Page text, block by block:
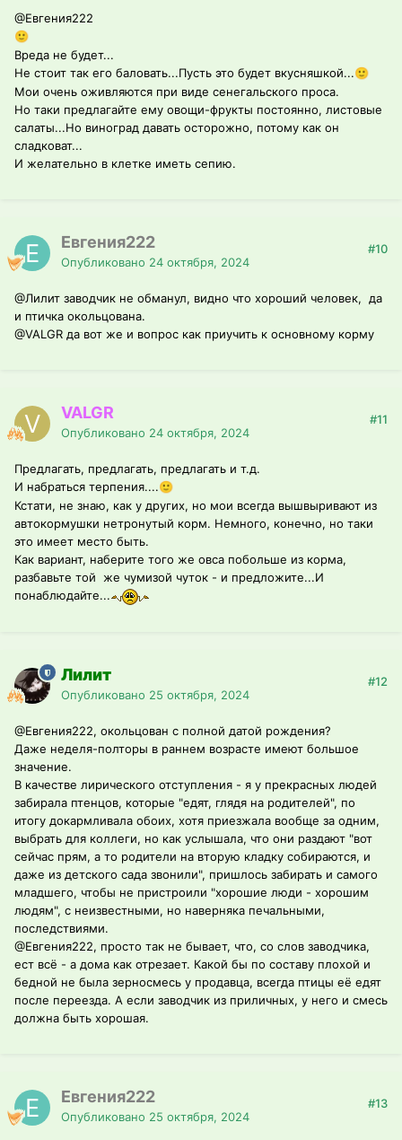
@Евгения222
🙂
Вреда не будет...
Не стоит так его баловать...Пусть это будет вкусняшкой...🙂
Мои очень оживляются при виде сенегальского проса.
Но таки предлагайте ему овощи-фрукты постоянно, листовые
салаты...Но виноград давать осторожно, потому как он
сладковат...
И желательно в клетке иметь сепию.
Евгения222
Опубликовано 24 октября, 2024
#10
@Лилит заводчик не обманул, видно что хороший человек, да
и птичка окольцована.
@VALGR да вот же и вопрос как приучить к основному корму
VALGR
Опубликовано 24 октября, 2024
#11
Предлагать, предлагать, предлагать и т.д.
И набраться терпения....🙂
Кстати, не знаю, как у других, но мои всегда вышвыривают из
автокормушки нетронутый корм. Немного, конечно, но таки
это имеет место быть.
Как вариант, наберите того же овса побольше из корма,
разбавьте той же чумизой чуток - и предложите...И
понаблюдайте...
Лилит
Опубликовано 25 октября, 2024
#12
@Евгения222, окольцован с полной датой рождения?
Даже неделя-полторы в раннем возрасте имеют большое
значение.
В качестве лирического отступления - я у прекрасных людей
забирала птенцов, которые "едят, глядя на родителей", по
итогу докармливала обоих, хотя приезжала вообще за одним,
выбрать для коллеги, но как услышала, что они раздают "вот
сейчас прям, а то родители на вторую кладку собираются, и
даже из детского сада звонили", пришлось забирать и самого
младшего, чтобы не пристроили "хорошие люди - хорошим
людям", с неизвестными, но наверняка печальными,
последствиями.
@Евгения222, просто так не бывает, что, со слов заводчика,
ест всё - а дома как отрезает. Какой бы по составу плохой и
бедной не была зерносмесь у продавца, всегда птицы её едят
после переезда. А если заводчик из приличных, у него и смесь
должна быть хорошая.
Евгения222
Опубликовано 25 октября, 2024
#13